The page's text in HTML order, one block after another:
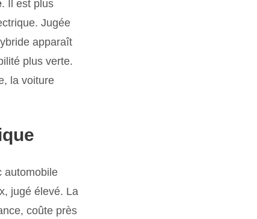
. Il est plus
Jugée
apparaît
plus verte.
la voiture
automobile
jugé élevé. La
coûte près